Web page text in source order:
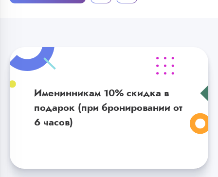
Именинникам 10% скидка в
подарок (при бронировании от
6 часов)